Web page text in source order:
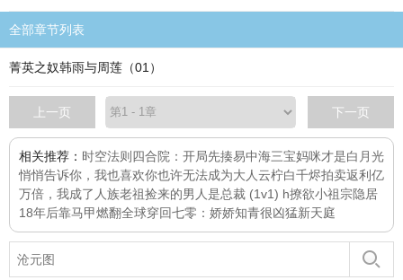
全部章节列表
菁英之奴韩雨与周莲（01）
上一页 下一页
相关推荐： 时空法则 四合院：开局先揍易中海三宝妈咪才是白月光
悄悄告诉你，我也喜欢你也许无法成为大人云柠白千烬拍卖返利亿
万倍，我成了人族老祖捡来的男人是总裁 (1v1) h撩欲小祖宗隐居
18年后靠马甲燃翻全球穿回七零：娇娇知青很凶猛新天庭